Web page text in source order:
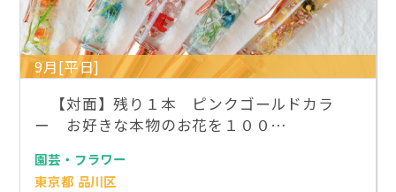
9月[平日]
【対面】残り１本 ピンクゴールドカラ
ー お好きな本物のお花を１００…
園芸・フラワー
東京都 品川区